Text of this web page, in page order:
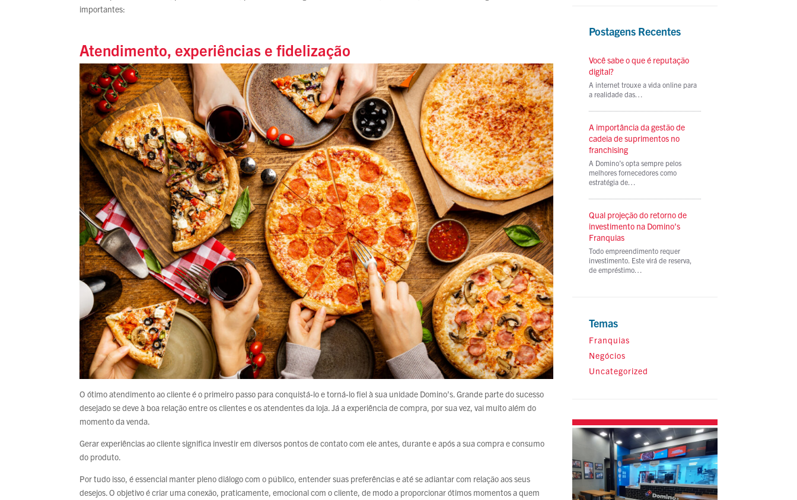
importantes:
Atendimento, experiências e fidelização
O ótimo atendimento ao cliente é o primeiro passo para conquistá-lo e torná-lo fiel à sua unidade Domino’s. Grande parte do sucesso
desejado se deve à boa relação entre os clientes e os atendentes da loja. Já a experiência de compra, por sua vez, vai muito além do
momento da venda.
Gerar experiências ao cliente significa investir em diversos pontos de contato com ele antes, durante e após a sua compra e consumo
do produto.
Por tudo isso, é essencial manter pleno diálogo com o público, entender suas preferências e até se adiantar com relação aos seus
desejos. O objetivo é criar uma conexão, praticamente, emocional com o cliente, de modo a proporcionar ótimos momentos a quem
Postagens Recentes
Você sabe o que é reputação
digital?
A internet trouxe a vida online para
a realidade das…
A importância da gestão de
cadeia de suprimentos no
franchising
A Domino’s opta sempre pelos
melhores fornecedores como
estratégia de…
Qual projeção do retorno de
investimento na Domino’s
Franquias
Todo empreendimento requer
investimento. Este virá de reserva,
de empréstimo…
Temas
Franquias
Negócios
Uncategorized